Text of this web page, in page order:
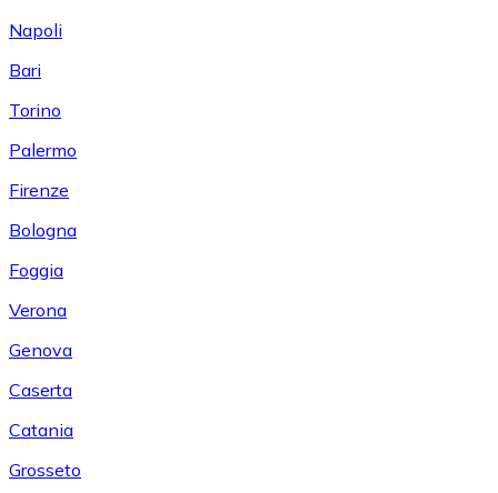
Napoli
Bari
Torino
Palermo
Firenze
Bologna
Foggia
Verona
Genova
Caserta
Catania
Grosseto